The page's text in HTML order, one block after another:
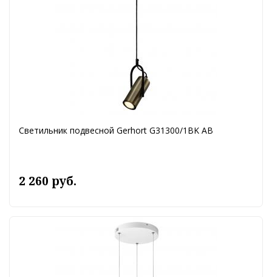
Светильник подвесной Gerhort G31300/1BK AB
2 260 руб.